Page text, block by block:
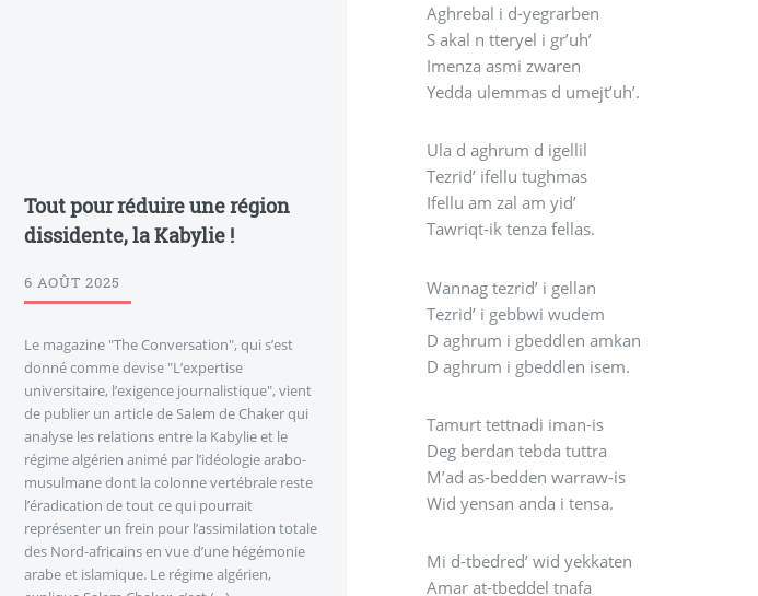
Aghrebal i d-yegrarben
S akal n tteryel i gr’uh’
Imenza asmi zwaren
Yedda ulemmas d umejt’uh’.
Ula d aghrum d igellil
Tezrid’ ifellu tughmas
Ifellu am zal am yid’
Tawriqt-ik tenza fellas.
Wannag tezrid’ i gellan
Tezrid’ i gebbwi wudem
D aghrum i gbeddlen amkan
D aghrum i gbeddlen isem.
Tamurt tettnadi iman-is
Deg berdan tebda tuttra
M’ad as-bedden warraw-is
Wid yensan anda i tensa.
Mi d-tbedred’ wid yekkaten
Amar at-tbeddel tnafa
Tout pour réduire une région
dissidente, la Kabylie !
6 AOÛT 2025
Le magazine "The Conversation", qui s’est
donné comme devise "L’expertise
universitaire, l’exigence journalistique", vient
de publier un article de Salem de Chaker qui
analyse les relations entre la Kabylie et le
régime algérien animé par l’idéologie arabo-
musulmane dont la colonne vertébrale reste
l’éradication de tout ce qui pourrait
représenter un frein pour l’assimilation totale
des Nord-africains en vue d’une hégémonie
arabe et islamique. Le régime algérien,